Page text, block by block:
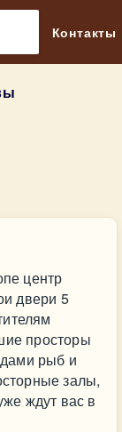
Контакты
центр
двери 5
просторы
рыб и
залы,
ждут вас в